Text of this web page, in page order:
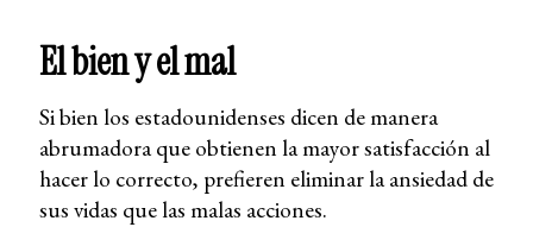
El bien y el mal
Si bien los estadounidenses dicen de manera
abrumadora que obtienen la mayor satisfacción al
hacer lo correcto, prefieren eliminar la ansiedad de
sus vidas que las malas acciones.